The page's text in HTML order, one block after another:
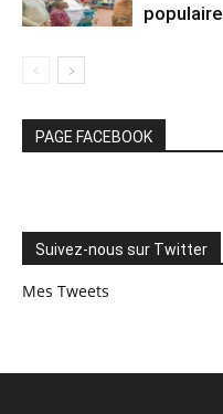
populaire
PAGE FACEBOOK
Suivez-nous sur Twitter
Mes Tweets